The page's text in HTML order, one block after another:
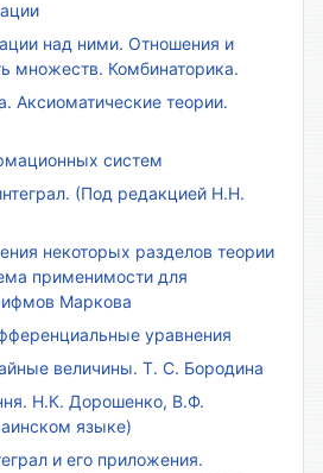
над ними. Отношения и
множеств. Комбинаторика.
Аксиоматические теории.
систем
(Под редакцией Н.Н.
некоторых разделов теории
применимости для
Маркова
уравнения
величины. Т. С. Бородина
Н.К. Дорошенко, В.Ф.
языке)
и его приложения.